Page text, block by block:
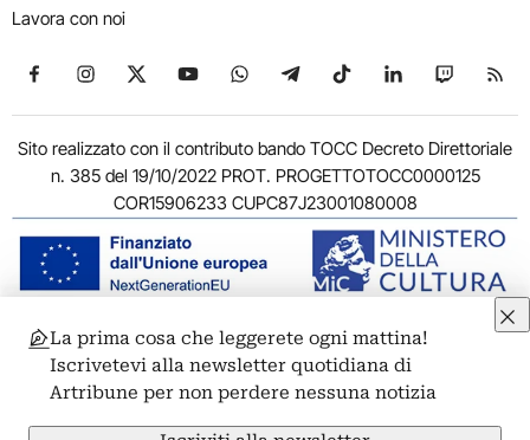
Lavora con noi
Seguici su Facebook
Seguici su Instagram
Seguici su X
Seguici su YouTube
Seguici su WhatsApp
Seguici su Telegram
Seguici su TikTok
Seguici su
Seguici
Sito realizzato con il contributo bando TOCC Decreto Direttoriale
n. 385 del 19/10/2022 PROT. PROGETTOTOCC0000125
COR15906233 CUPC87J23001080008
© 2011-2026 ARTRIBUNE srl – Corso Vittorio Emanuele II, 287 –
00186 Roma - P.I. 11381581005
Privacy: Responsabile della protezione dei dati personali
ARTRIBUNE srl – Corso Vittorio Emanuele II, 287 – 00186 Roma
La prima cosa che leggerete ogni mattina!
Iscrivetevi alla newsletter quotidiana di
Artribune per non perdere nessuna notizia